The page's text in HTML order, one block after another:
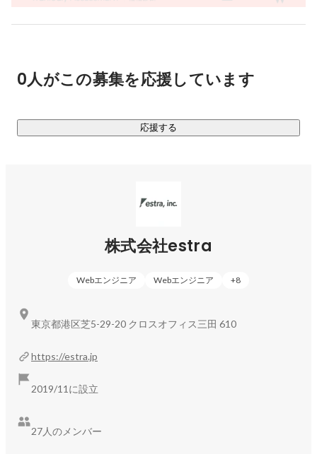
0人がこの募集を応援しています
応援する
株式会社estra
Webエンジニア Webエンジニア +8
https://estra.jp
2019/11に設立
27人のメンバー
東京都港区芝5-29-20 クロスオフィス三田 610